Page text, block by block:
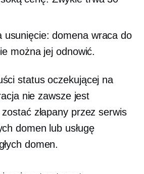
usunięcie: domena wraca do
można jej odnowić.
status oczekującej na
nie zawsze jest
zostać złapany przez serwis
domen lub usługę
domen.